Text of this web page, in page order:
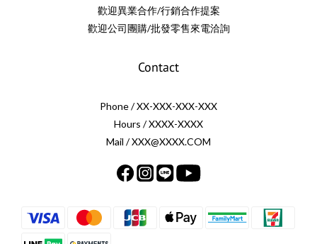
歡迎異業合作/行銷合作提案
歡迎公司團購/批發零售來電洽詢
Contact
Phone / XX-XXX-XXX-XXX
Hours / XXXX-XXXX
Mail / XXX@XXXX.COM